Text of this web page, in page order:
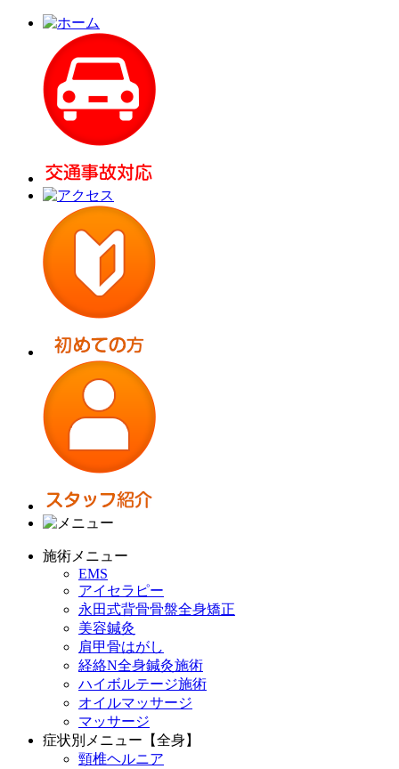
施術メニュー
EMS
アイセラピー
永田式背骨骨盤全身矯正
美容鍼灸
肩甲骨はがし
経絡N全身鍼灸施術
ハイボルテージ施術
オイルマッサージ
マッサージ
症状別メニュー【全身】
頸椎ヘルニア